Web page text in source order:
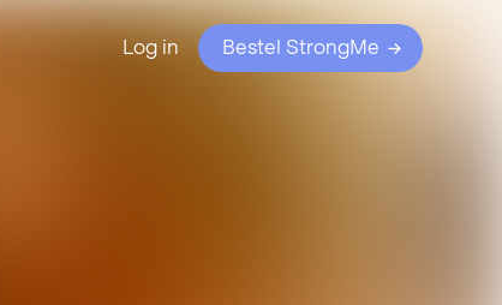
Log in Bestel StrongMe